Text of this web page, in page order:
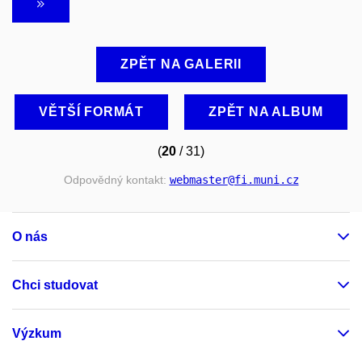
ZPĚT NA GALERII
VĚTŠÍ FORMÁT ZPĚT NA ALBUM
(20 / 31)
Odpovědný kontakt: webmaster@fi.muni.cz
O nás
Chci studovat
Výzkum